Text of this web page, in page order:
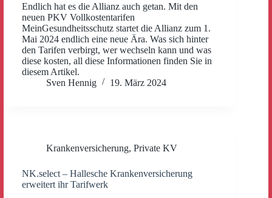
Endlich hat es die Allianz auch getan. Mit den
neuen PKV Vollkostentarifen
MeinGesundheitsschutz startet die Allianz zum 1.
Mai 2024 endlich eine neue Ära. Was sich hinter
den Tarifen verbirgt, wer wechseln kann und was
diese kosten, all diese Informationen finden Sie in
diesem Artikel.
Sven Hennig
19. März 2024
Krankenversicherung, Private KV
NK.select – Hallesche Krankenversicherung
erweitert ihr Tarifwerk